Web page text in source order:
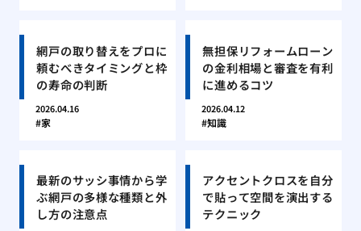
網戸の取り替えをプロに
頼むべきタイミングと枠
の寿命の判断
2026.04.16
家
無担保リフォームローン
の金利相場と審査を有利
に進めるコツ
2026.04.12
知識
最新のサッシ事情から学
ぶ網戸の多様な種類と外
し方の注意点
アクセントクロスを自分
で貼って空間を演出する
テクニック